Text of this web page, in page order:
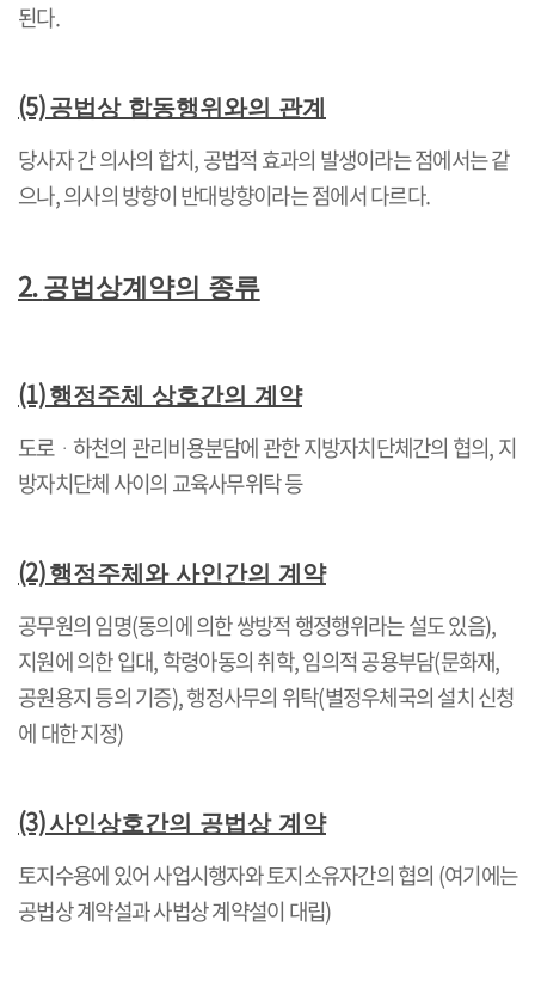
된다.
(5)공법상 합동행위와의 관계
당사자 간 의사의 합치,공법적 효과의 발생이라는 점에서는 같
으나,의사의 방향이 반대방향이라는 점에서 다르다.
2. 공법상계약의 종류
(1)행정주체 상호간의 계약
도로ᆞ 하천의 관리비용분담에 관한 지방자치단체간의 협의,지
방자치단체 사이의 교육사무위탁 등
(2)행정주체와 사인간의 계약
공무원의 임명(동의에 의한 쌍방적 행정행위라는 설도 있음),
지원에 의한 입대,학령아동의 취학,임의적 공용부담(문화재,
공원용지 등의 기증),행정사무의 위탁(별정우체국의 설치 신청
에 대한 지정)
(3)사인상호간의 공법상 계약
토지수용에 있어 사업시행자와 토지소유자간의 협의 (여기에는
공법상 계약설과 사법상 계약설이 대립)